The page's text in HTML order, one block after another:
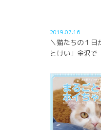
2019.07.16
＼猫たちの１日
とけい」金沢で